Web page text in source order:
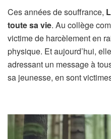
Ces années de souffrance,
toute sa vie. Au collège
victime de harcèlement en
physique. Et aujourd’hui,
adressant un message à
sa jeunesse, en sont